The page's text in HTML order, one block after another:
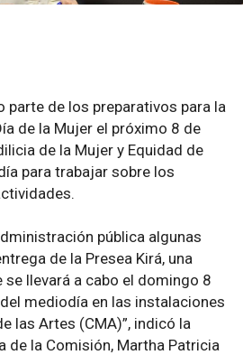
parte de los preparativos para la
de la Mujer el próximo 8 de
de la Mujer y Equidad de
para trabajar sobre los
pública algunas
de la Presea Kirá, una
llevará a cabo el domingo 8
mediodía en las instalaciones
las Artes (CMA)”, indicó la
de la Comisión, Martha Patricia